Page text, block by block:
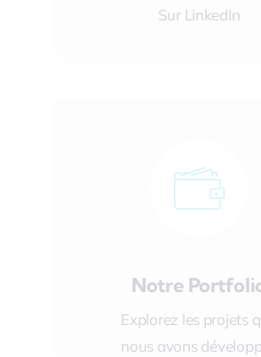
Sur LinkedIn
Notre
Explorez les projets
nous avons